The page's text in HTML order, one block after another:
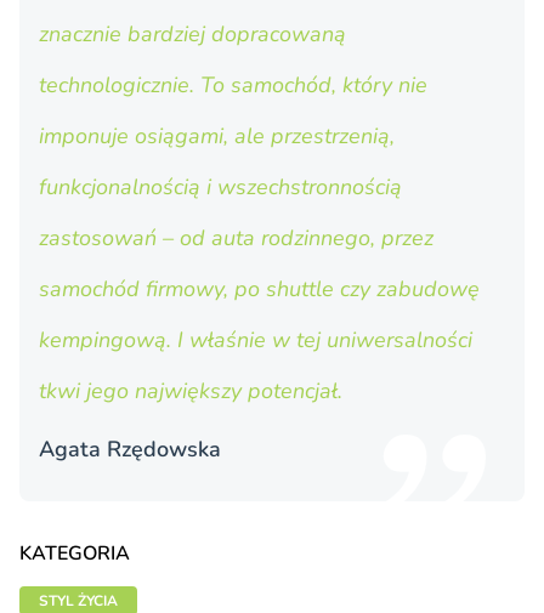
znacznie bardziej dopracowaną
technologicznie. To samochód, który nie
imponuje osiągami, ale przestrzenią,
funkcjonalnością i wszechstronnością
zastosowań – od auta rodzinnego, przez
samochód firmowy, po shuttle czy zabudowę
kempingową. I właśnie w tej uniwersalności
tkwi jego największy potencjał.
Agata Rzędowska
KATEGORIA
STYL ŻYCIA